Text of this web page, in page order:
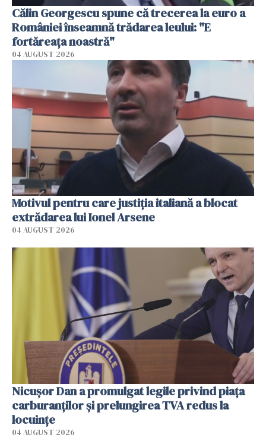
Călin Georgescu spune că trecerea la euro a
României înseamnă trădarea leului: "E
fortăreața noastră"
04 AUGUST 2026
Motivul pentru care justiția italiană a blocat
extrădarea lui Ionel Arsene
04 AUGUST 2026
Nicuşor Dan a promulgat legile privind piaţa
carburanţilor şi prelungirea TVA redus la
locuinţe
04 AUGUST 2026